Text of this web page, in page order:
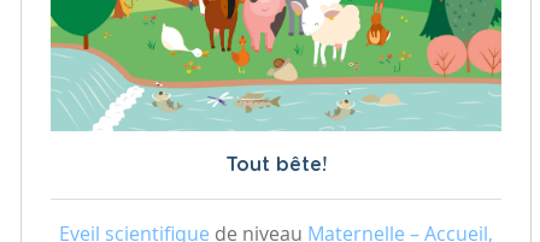
Tout bête!
Eveil scientifique de niveau Maternelle – Accueil,